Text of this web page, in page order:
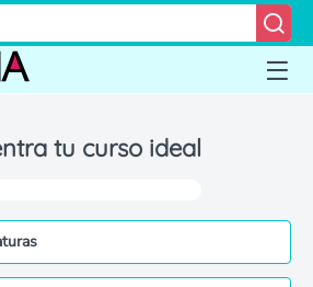
tu curso ideal